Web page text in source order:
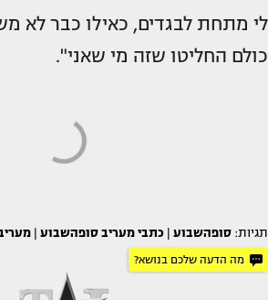
לי מתחת לבגדים, כאילו כבר לא
כולם החליטו שזה מי שאני".
תגיות: סופהשבוע כתבי מעריב סופהשבוע
מה הדעה שלכם בנושא?